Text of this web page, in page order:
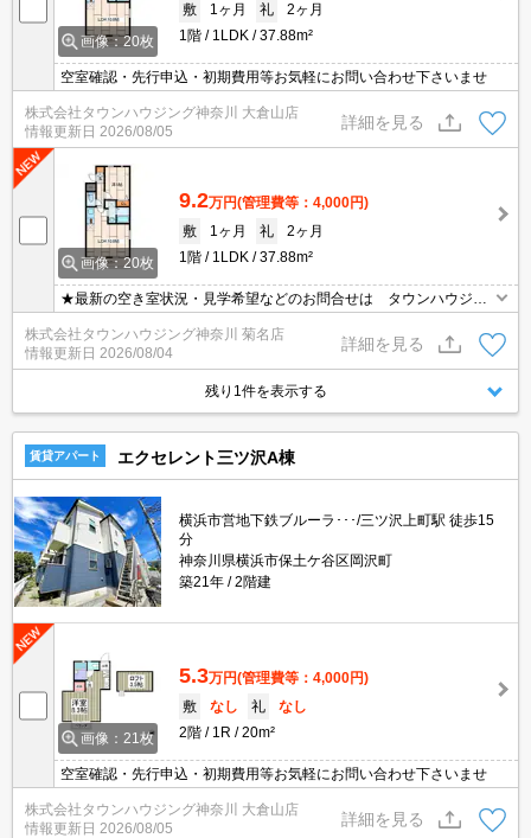
画像：20枚
敷
1ヶ月 礼
2ヶ月
1階
1LDK 37.88m²
空室確認・先行申込・初期費用等お気軽にお問い合わせ下さいませ
株式会社タウンハウジング神奈川 大倉山店
情報更新日 2026/08/05
詳細を見る
画像：20枚
9.2万円(管理費等：4,000円)
敷
1ヶ月 礼
2ヶ月
1階
1LDK 37.88m²
★最新の空き室状況・見学希望などのお問合せは タウンハウジン
株式会社タウンハウジング神奈川 菊名店
情報更新日 2026/08/04
詳細を見る
残り1件を表示する
賃貸アパート エクセレント三ツ沢A棟
横浜市営地下鉄ブルーラ･･･/三ツ沢上町駅 徒歩15
分
神奈川県横浜市保土ケ谷区岡沢町
築21年
2階建
画像：21枚
5.3万円(管理費等：4,000円)
敷
なし 礼
なし
2階
1R 20m²
空室確認・先行申込・初期費用等お気軽にお問い合わせ下さいませ
株式会社タウンハウジング神奈川 大倉山店
情報更新日 2026/08/05
詳細を見る